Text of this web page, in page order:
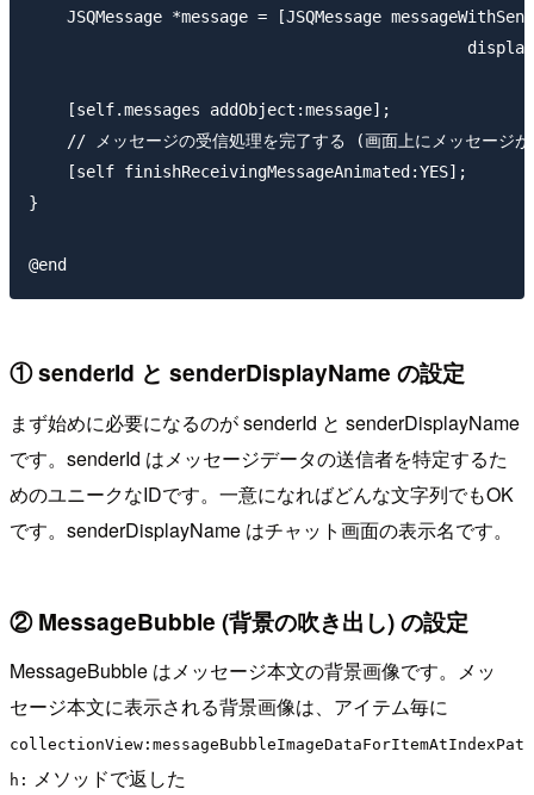
JSQMessage *message = [JSQMessage
    [self.messages addObject:message];
// メッセージの受信処理を完了する (画面上にメッセージ
    [self finishReceivingMessageAnimated:YES];
}
① senderId と senderDisplayName の設定
まず始めに必要になるのが senderId と senderDisplayName
です。senderId はメッセージデータの送信者を特定するた
めのユニークなIDです。一意になればどんな文字列でもOK
です。senderDisplayName はチャット画面の表示名です。
② MessageBubble (背景の吹き出し) の設定
MessageBubble はメッセージ本文の背景画像です。メッ
セージ本文に表示される背景画像は、アイテム毎に
collectionView:messageBubbleImageDataForItemAtIndexPat
h: メソッドで返した